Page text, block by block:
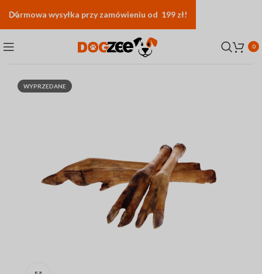
0
WYPRZEDANE
Darmowa wysyłka przy zamówieniu od 199 zł!